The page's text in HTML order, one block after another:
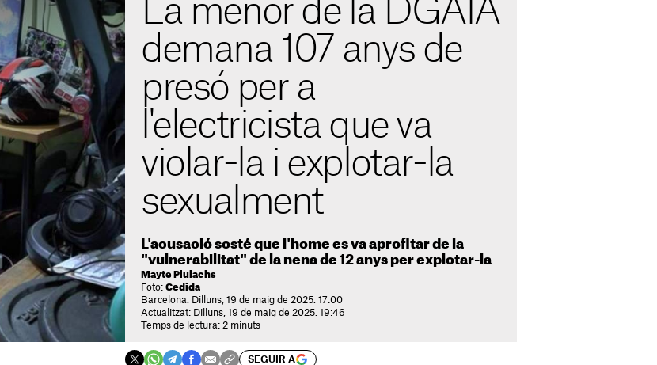
La menor de la DGAIA
demana 107 anys de
presó per a
l'electricista que va
violar-la i explotar-la
sexualment
L'acusació sosté que l'home es va aprofitar de la
"vulnerabilitat" de la nena de 12 anys per explotar-la
Mayte Piulachs
Foto: Cedida
Barcelona. Dilluns, 19 de maig de 2025. 17:00
Actualitzat: Dilluns, 19 de maig de 2025. 19:46
Temps de lectura: 2 minuts
SEGUIR A